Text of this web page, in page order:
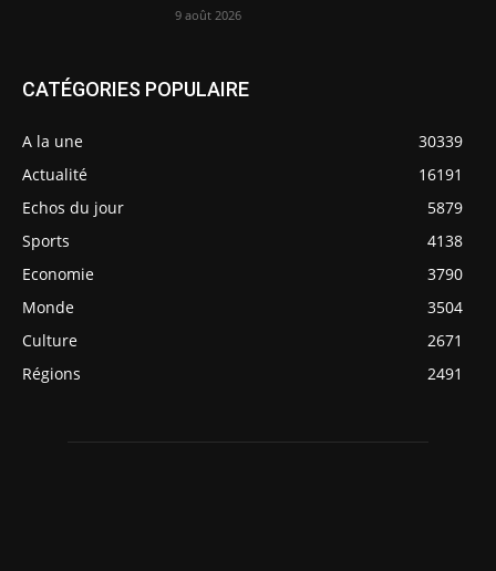
9 août 2026
CATÉGORIES POPULAIRE
A la une
30339
Actualité
16191
Echos du jour
5879
Sports
4138
Economie
3790
Monde
3504
Culture
2671
Régions
2491